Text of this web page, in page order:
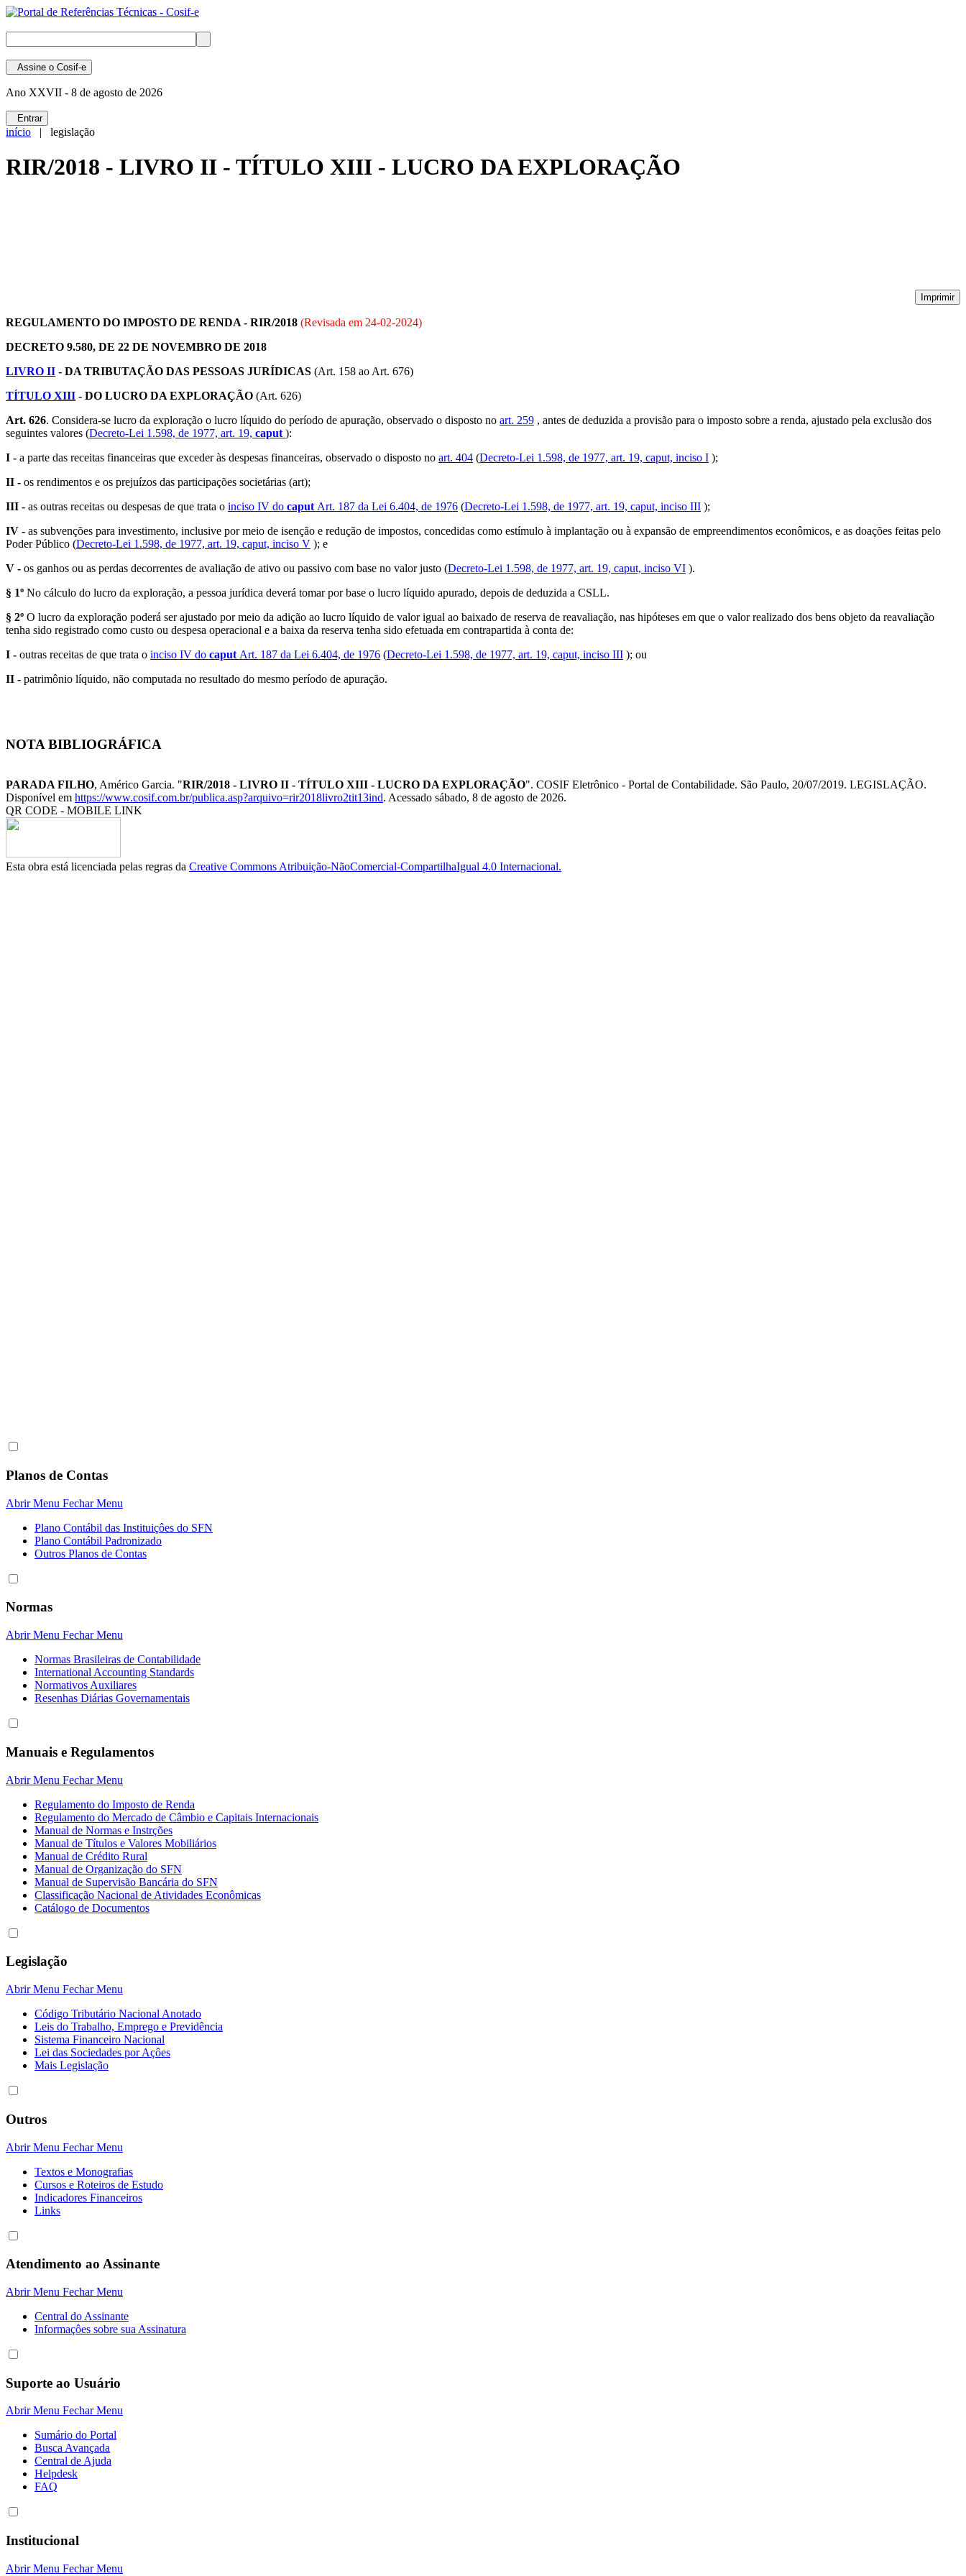
Assine o Cosif-e
Ano XXVII - 8 de agosto de 2026
Entrar
início | legislação
RIR/2018 - LIVRO II - TÍTULO XIII - LUCRO DA EXPLORAÇÃO
Imprimir
REGULAMENTO DO IMPOSTO DE RENDA - RIR/2018 (Revisada em 24-02-2024)
DECRETO 9.580, DE 22 DE NOVEMBRO DE 2018
LIVRO II - DA TRIBUTAÇÃO DAS PESSOAS JURÍDICAS (Art. 158 ao Art. 676)
TÍTULO XIII - DO LUCRO DA EXPLORAÇÃO (Art. 626)
Art. 626. Considera-se lucro da exploração o lucro líquido do período de apuração, observado o disposto no art. 259 , antes de deduzida a provisão para o imposto sobre a renda, ajustado pela exclusão dos
seguintes valores (Decreto-Lei 1.598, de 1977, art. 19, caput ):
I - a parte das receitas financeiras que exceder às despesas financeiras, observado o disposto no art. 404 (Decreto-Lei 1.598, de 1977, art. 19, caput, inciso I );
II - os rendimentos e os prejuízos das participações societárias (art);
III - as outras receitas ou despesas de que trata o inciso IV do caput Art. 187 da Lei 6.404, de 1976 (Decreto-Lei 1.598, de 1977, art. 19, caput, inciso III );
IV - as subvenções para investimento, inclusive por meio de isenção e redução de impostos, concedidas como estímulo à implantação ou à expansão de empreendimentos econômicos, e as doações feitas pelo
Poder Público (Decreto-Lei 1.598, de 1977, art. 19, caput, inciso V ); e
V - os ganhos ou as perdas decorrentes de avaliação de ativo ou passivo com base no valor justo (Decreto-Lei 1.598, de 1977, art. 19, caput, inciso VI ).
§ 1º No cálculo do lucro da exploração, a pessoa jurídica deverá tomar por base o lucro líquido apurado, depois de deduzida a CSLL.
§ 2º O lucro da exploração poderá ser ajustado por meio da adição ao lucro líquido de valor igual ao baixado de reserva de reavaliação, nas hipóteses em que o valor realizado dos bens objeto da reavaliação
tenha sido registrado como custo ou despesa operacional e a baixa da reserva tenha sido efetuada em contrapartida à conta de:
I - outras receitas de que trata o inciso IV do caput Art. 187 da Lei 6.404, de 1976 (Decreto-Lei 1.598, de 1977, art. 19, caput, inciso III ); ou
II - patrimônio líquido, não computada no resultado do mesmo período de apuração.
NOTA BIBLIOGRÁFICA
PARADA FILHO, Américo Garcia. "RIR/2018 - LIVRO II - TÍTULO XIII - LUCRO DA EXPLORAÇÃO". COSIF Eletrônico - Portal de Contabilidade. São Paulo, 20/07/2019. LEGISLAÇÃO.
Disponível em https://www.cosif.com.br/publica.asp?arquivo=rir2018livro2tit13ind. Acessado sábado, 8 de agosto de 2026.
QR CODE - MOBILE LINK
Esta obra está licenciada pelas regras da Creative Commons Atribuição-NãoComercial-CompartilhaIgual 4.0 Internacional.
Planos de Contas
Abrir Menu Fechar Menu
Plano Contábil das Instituiçôes do SFN
Plano Contábil Padronizado
Outros Planos de Contas
Normas
Abrir Menu Fechar Menu
Normas Brasileiras de Contabilidade
International Accounting Standards
Normativos Auxiliares
Resenhas Diárias Governamentais
Manuais e Regulamentos
Abrir Menu Fechar Menu
Regulamento do Imposto de Renda
Regulamento do Mercado de Câmbio e Capitais Internacionais
Manual de Normas e Instrções
Manual de Títulos e Valores Mobiliários
Manual de Crédito Rural
Manual de Organização do SFN
Manual de Supervisão Bancária do SFN
Classificação Nacional de Atividades Econômicas
Catálogo de Documentos
Legislação
Abrir Menu Fechar Menu
Código Tributário Nacional Anotado
Leis do Trabalho, Emprego e Previdência
Sistema Financeiro Nacional
Lei das Sociedades por Açôes
Mais Legislação
Outros
Abrir Menu Fechar Menu
Textos e Monografias
Cursos e Roteiros de Estudo
Indicadores Financeiros
Links
Atendimento ao Assinante
Abrir Menu Fechar Menu
Central do Assinante
Informaçôes sobre sua Assinatura
Suporte ao Usuário
Abrir Menu Fechar Menu
Sumário do Portal
Busca Avançada
Central de Ajuda
Helpdesk
FAQ
Institucional
Abrir Menu Fechar Menu